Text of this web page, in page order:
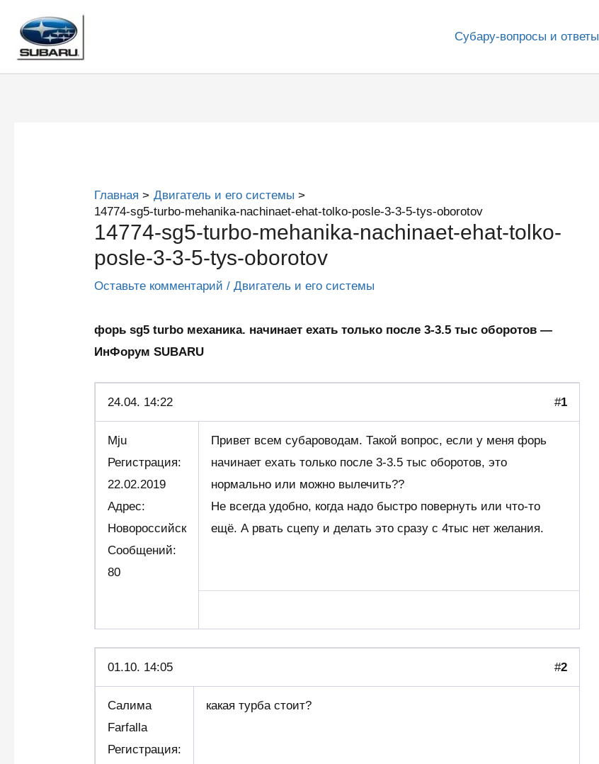
содержимому
Субару-вопросы и ответы
Главная
Двигатель и его системы
14774-sg5-turbo-mehanika-nachinaet-ehat-tolko-posle-3-3-5-tys-oborotov
14774-sg5-turbo-mehanika-nachinaet-ehat-tolko-
posle-3-3-5-tys-oborotov
Оставьте комментарий /Двигатель и его системы
форь sg5 turbo механика. начинает ехать только после 3-3.5 тыс оборотов —
ИнФорум SUBARU
24.04. 14:22 #1
Mju
Регистрация:
22.02.2019
Адрес:
Новороссийск
Сообщений:
80
Привет всем субароводам. Такой вопрос, если у меня форь
начинает ехать только после 3-3.5 тыс оборотов, это
нормально или можно вылечить??
Не всегда удобно, когда надо быстро повернуть или что-то
ещё. А рвать сцепу и делать это сразу с 4тыс нет желания.
01.10. 14:05 #2
Салима
Farfalla
Регистрация:
какая турба стоит?